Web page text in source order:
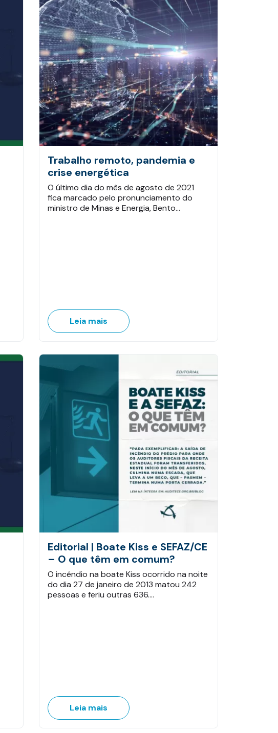
Trabalho remoto, pandemia e
crise energética
O último dia do mês de agosto de 2021
fica marcado pelo pronunciamento do
ministro de Minas e Energia, Bento…
Leia mais
Editorial | Boate Kiss e SEFAZ/CE
– O que têm em comum?
O incêndio na boate Kiss ocorrido na noite
do dia 27 de janeiro de 2013 matou 242
pessoas e feriu outras 636.…
Leia mais